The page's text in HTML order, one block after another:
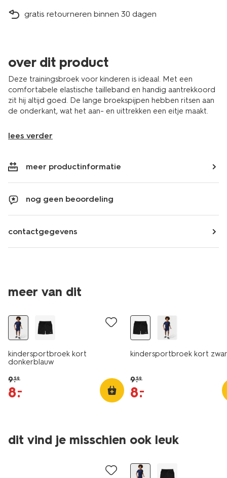
gratis retourneren binnen 30 dagen
over dit product
Deze trainingsbroek voor kinderen is ideaal. Met een
comfortabele elastische tailleband en handig aantrekkoord
zit hij altijd goed. De lange broekspijpen hebben ritsen aan
de onderkant, wat het aan- en uittrekken een eitje maakt.
lees verder
meer productinformatie
nog geen beoordeling
contactgegevens
meer van dit
korting
kindersportbroek kort
donkerblauw
9.59
8.
–
kindersportbroek kort
9.59
8.
–
dit vind je misschien ook leuk
laag geprijsd korting